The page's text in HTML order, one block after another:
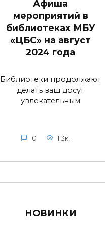
Афиша
мероприятий в
библиотеках МБУ
«ЦБС» на август
2024 года
Библиотеки продолжают
делать ваш досуг
увлекательным
0 1.3к.
НОВИНКИ